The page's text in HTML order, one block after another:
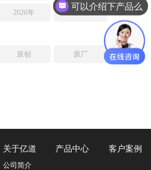
2026年 2025年
原创 原厂
关于亿道
公司简介
产品中心 客户案例
可以介绍下产品么